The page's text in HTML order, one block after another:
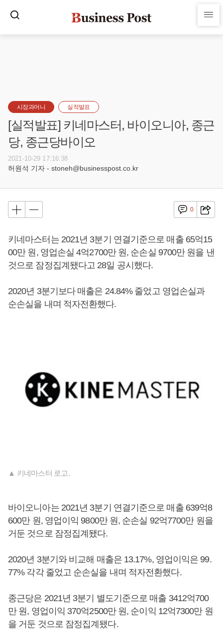
시장과머니 실적발표
[실적발표] 키네마스터, 바이오니아, 종근
당, 종근당바이오
2021-10-29 17:16:38
허원석 기자 - stoneh@businesspost.co.kr
0
키네마스터는 2021년 3분기 연결기준으로 매출 65억15
00만 원, 영업손실 4억2700만 원, 순손실 9700만 원을 낸
것으로 잠정집계됐다고 28일 공시했다.
2020년 3분기보다 매출은 24.84% 줄었고 영업손실과
순손실을 내며 적자전환했다.
▲ 키네마스터 로고.
바이오니아는 2021년 3분기 연결기준으로 매출 639억8
600만 원, 영업이익 9800만 원, 순손실 92억7700만 원을
거둔 것으로 잠정집계됐다.
2020년 3분기와 비교해 매출은 13.17%, 영업이익은 99.
77% 각각 줄었고 순손실을 내며 적자전환했다.
종근당은 2021년 3분기 별도기준으로 매출 3412억700
만 원, 영업이익 370억2500만 원, 순이익 12억7300만 원
을 거둔 것으로 잠정집계됐다.